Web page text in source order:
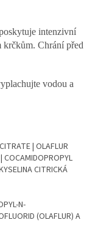
intenzivní
krčkům. Chrání před
vodou a
|OLAFLUR
COCAMIDOPROPYL
CITRICKÁ
N-
(OLAFLUR) A